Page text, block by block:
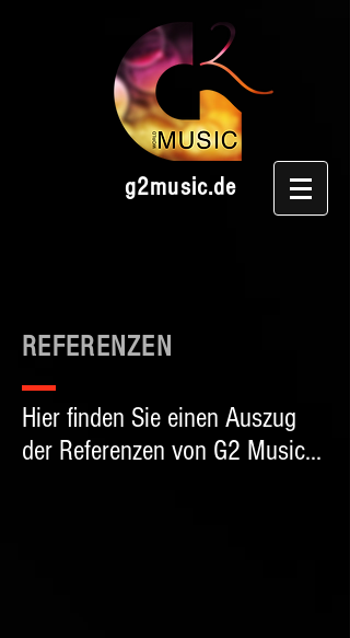
g2music.de
REFERENZEN
Hier finden Sie einen Auszug
der Referenzen von G2 Music...